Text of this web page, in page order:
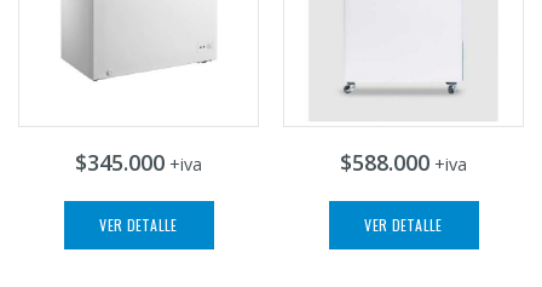
$345.000 +iva
VER DETALLE
$588.000 +iva
VER DETALLE